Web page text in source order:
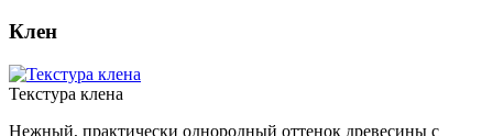
Клен
Текстура клена
Нежный, практически однородный оттенок древесины с